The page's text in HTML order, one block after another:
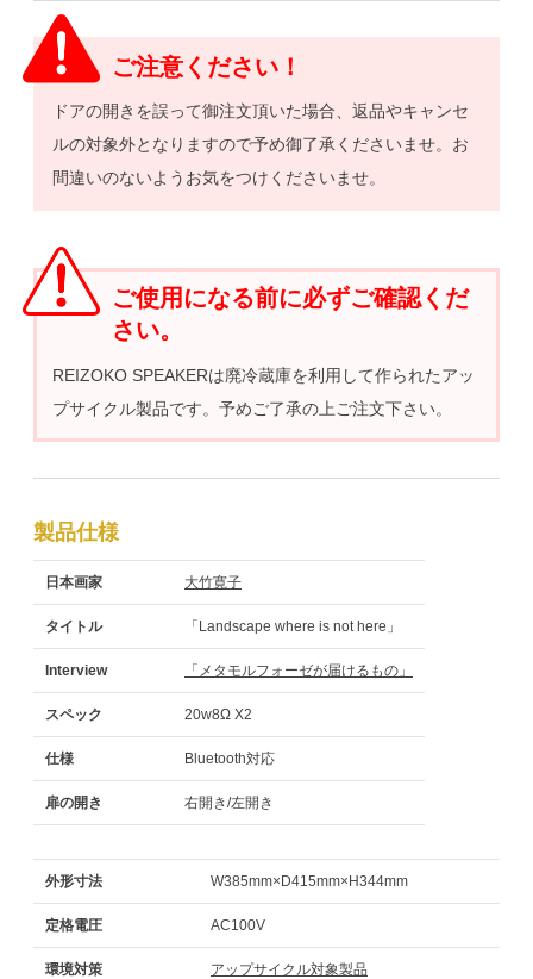
ご注意ください！
ドアの開きを誤って御注文頂いた場合、返品やキャンセ
ルの対象外となりますので予め御了承くださいませ。お
間違いのないようお気をつけくださいませ。
ご使用になる前に必ずご確認くだ
さい。
REIZOKO SPEAKERは廃冷蔵庫を利用して作られたアッ
プサイクル製品です。予めご了承の上ご注文下さい。
製品仕様
日本画家 大竹寛子
タイトル 「Landscape where is not here」
Interview 「メタモルフォーゼが届けるもの」
スペック 20w8Ω X2
仕様 Bluetooth対応
扉の開き 右開き/左開き
外形寸法 W385mm×D415mm×H344mm
定格電圧 AC100V
環境対策 アップサイクル対象製品